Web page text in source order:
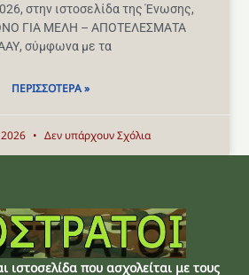
στην ιστοσελίδα της Ένωσης,
ΓΙΑ ΜΕΛΗ – ΑΠΟΤΕΛΕΣΜΑΤΑ
σύμφωνα με τα
ΠΕΡΙΣΣΌΤΕΡΑ »
Δεν υπάρχουν Σχόλια
ιστοσελίδα που ασχολείται με τους